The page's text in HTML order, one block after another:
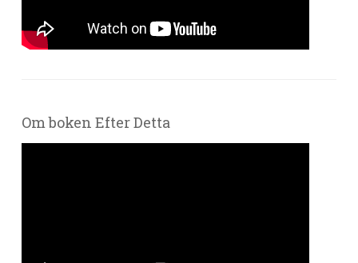
Om boken Efter Detta